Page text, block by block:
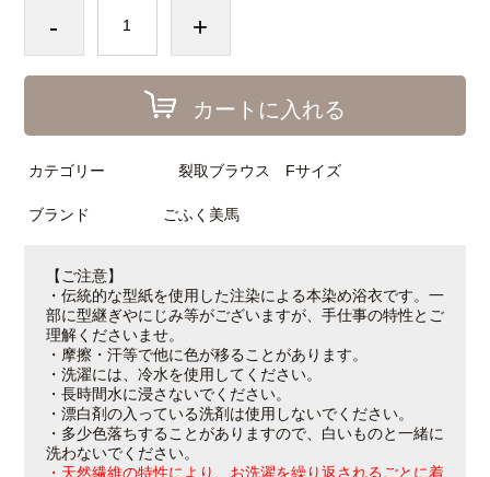
- +
カートに入れる
カテゴリー 裂取ブラウス Fサイズ
ブランド ごふく美馬
【ご注意】
・伝統的な型紙を使用した注染による本染め浴衣です。一
部に型継ぎやにじみ等がございますが、手仕事の特性とご
理解くださいませ。
・摩擦・汗等で他に色が移ることがあります。
・洗濯には、冷水を使用してください。
・長時間水に浸さないでください。
・漂白剤の入っている洗剤は使用しないでください。
・多少色落ちすることがありますので、白いものと一緒に
洗わないでください。
・天然繊維の特性により、お洗濯を繰り返されるごとに着